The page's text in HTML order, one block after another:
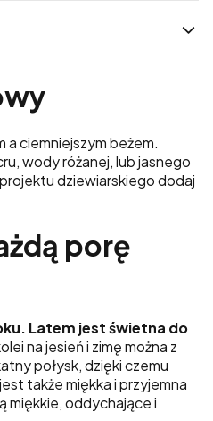
a ciemniejszym beżem.
wody różanej, lub jasnego
dziewiarskiego dodaj
porę
Latem jest świetna do
na jesień i zimę można z
połysk, dzięki czemu
także miękka i przyjemna
miękkie, oddychające i